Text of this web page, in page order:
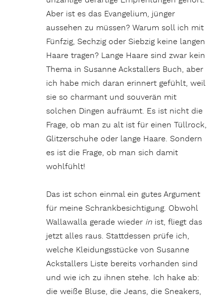
Aber ist es das Evangelium, jünger
aussehen zu müssen? Warum soll ich mit
Fünfzig, Sechzig oder Siebzig keine langen
Haare tragen? Lange Haare sind zwar kein
Thema in Susanne Ackstallers Buch, aber
ich habe mich daran erinnert gefühlt, weil
sie so charmant und souverän mit
solchen Dingen aufräumt. Es ist nicht die
Frage, ob man zu alt ist für einen Tüllrock,
Glitzerschuhe oder lange Haare. Sondern
es ist die Frage, ob man sich damit
wohlfühlt!
Das ist schon einmal ein gutes Argument
für meine Schrankbesichtigung. Obwohl
Wallawalla gerade wieder in ist, fliegt das
jetzt alles raus. Stattdessen prüfe ich,
welche Kleidungsstücke von Susanne
Ackstallers Liste bereits vorhanden sind
und wie ich zu ihnen stehe. Ich hake ab:
die weiße Bluse, die Jeans, die Sneakers,